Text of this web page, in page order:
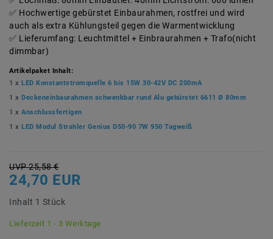
Hochwertige gebürstet Einbaurahmen, rostfrei und wird
auch als extra Kühlungsteil gegen die Warmentwicklung
Lieferumfang: Leuchtmittel + Einbraurahmen + Trafo(nicht
dimmbar)
Artikelpaket Inhalt:
1 x LED Konstantstromquelle 6 bis 15W 30-42V DC 200mA
1 x Deckeneinbaurahmen schwenkbar rund Alu gebürstet 6611 Ø 80mm
1 x Anschlussfertigen
1 x LED Modul Strahler Genius D50-90 7W 950 Tagweiß
UVP 25,58 €
24,70 EUR
Inhalt 1 Stück
Lieferzeit 1 - 3 Werktage